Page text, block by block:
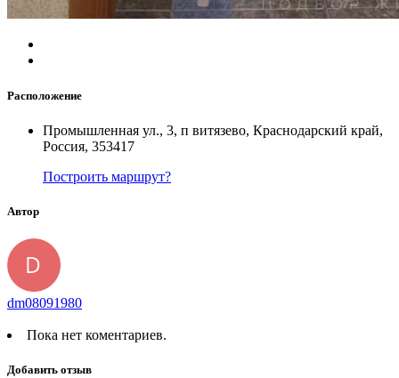
Расположение
Промышленная ул., 3, п витязево, Краснодарский край,
Россия, 353417
Построить маршрут?
Автор
dm08091980
Пока нет коментариев.
Добавить отзыв